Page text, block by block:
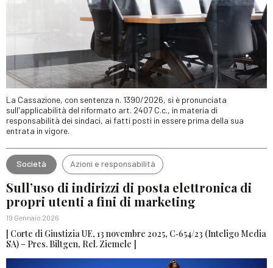
La Cassazione, con sentenza n. 1390/2026, si è pronunciata
sull'applicabilità del riformato art. 2407 C.c., in materia di
responsabilità dei sindaci, ai fatti posti in essere prima della sua
entrata in vigore.
Società Azioni e responsabilità
Sull’uso di indirizzi di posta elettronica di
propri utenti a fini di marketing
19 Gennaio 2026
[ Corte di Giustizia UE, 13 novembre 2025, C‑654/23 (Inteligo Media
SA) – Pres. Biltgen, Rel. Ziemele ]